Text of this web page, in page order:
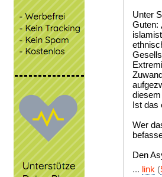
Unter
Guten:
Ist das
Wer
Den
... link (